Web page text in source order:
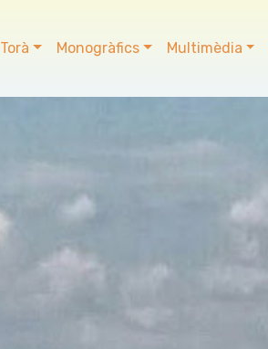
Torà Monogràfics Multimèdia